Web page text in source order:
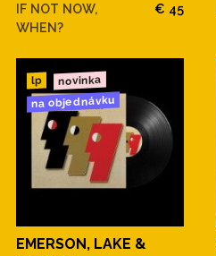
IF NOT NOW,
WHEN?
€ 45
lp novinka
na objednávku
EMERSON, LAKE &